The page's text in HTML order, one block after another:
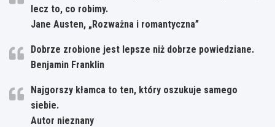
lecz to, co robimy.
Jane Austen, „Rozważna i romantyczna”
Dobrze zrobione jest lepsze niż dobrze powiedziane.
Benjamin Franklin
Najgorszy kłamca to ten, który oszukuje samego
siebie.
Autor nieznany